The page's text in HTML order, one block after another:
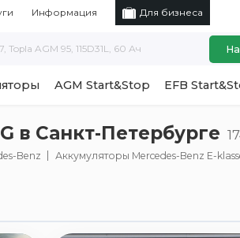
Информация Для бизнеса
AGM Start&Stop EFB
в Санкт-Петербурге
Benz Аккумуляторы Mercedes-Benz E-